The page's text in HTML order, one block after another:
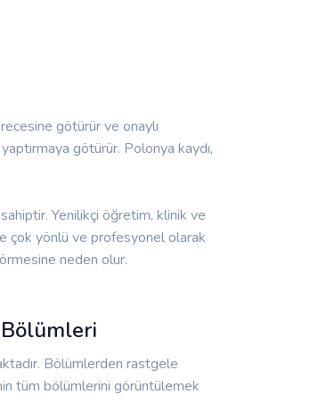
götürür ve onaylı
götürür. Polonya kaydı,
Yenilikçi öğretim, klinik ve
çok yönlü ve profesyonel olarak
neden olur.
Bölümlerden rastgele
tüm bölümlerini görüntülemek